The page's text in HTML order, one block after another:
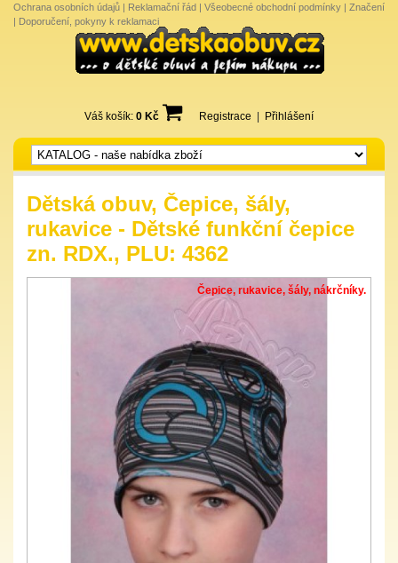
Ochrana osobních údajů | Reklamační řád | Všeobecné obchodní podmínky | Značení
| Doporučení, pokyny k reklamaci
Váš košík: 0 Kč Registrace Přihlášení
Dětská obuv, Čepice, šály,
rukavice - Dětské funkční čepice
zn. RDX., PLU: 4362
Čepice, rukavice, šály, nákrčníky.